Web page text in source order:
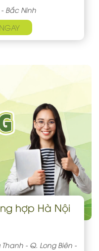
Bắc Ninh
hợp Hà Nội
- Q. Long Biên -